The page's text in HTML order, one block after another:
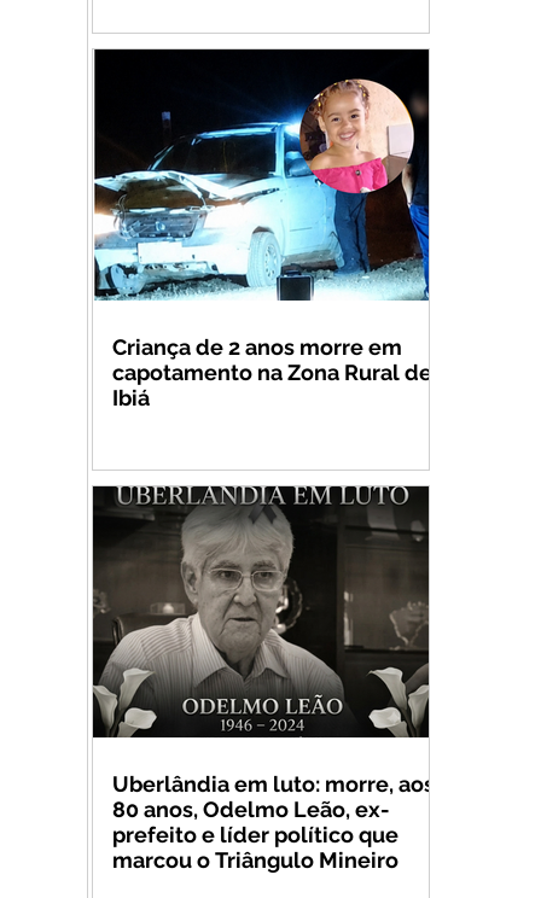
Criança de 2 anos morre em
capotamento na Zona Rural de
Ibiá
Uberlândia em luto: morre, aos
80 anos, Odelmo Leão, ex-
prefeito e líder político que
marcou o Triângulo Mineiro